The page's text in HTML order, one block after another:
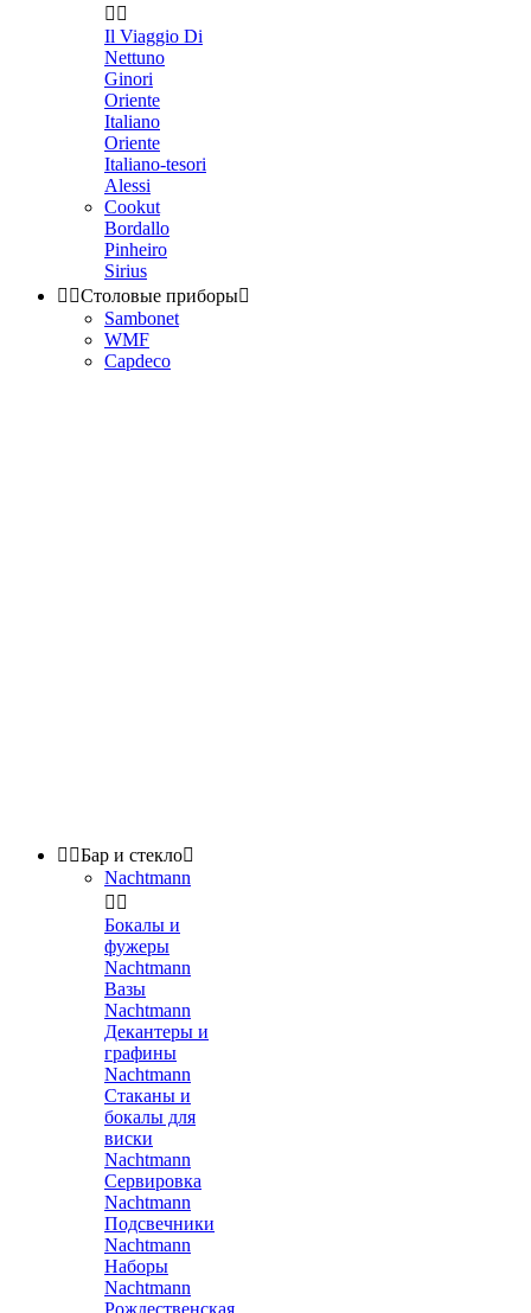
 
Il Viaggio Di
Nettuno
Ginori
Oriente
Italiano
Oriente
Italiano-tesori
Alessi
Cookut
Bordallo
Pinheiro
Sirius
 Столовые приборы
Sambonet
WMF
Capdeco
 Бар и стекло
Nachtmann
 
Бокалы и
фужеры
Nachtmann
Вазы
Nachtmann
Декантеры и
графины
Nachtmann
Стаканы и
бокалы для
виски
Nachtmann
Сервировка
Nachtmann
Подсвечники
Nachtmann
Наборы
Nachtmann
Рождественская